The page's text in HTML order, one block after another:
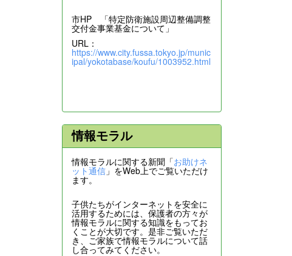
市HP 「特定防衛施設周辺整備調整
交付金事業基金について」
URL：
https://www.city.fussa.tokyo.jp/munic
ipal/yokotabase/koufu/1003952.html
情報モラル
情報モラルに関する新聞「お助けネ
ット通信 」をWeb上でご覧いただけ
ます。
子供たちがインターネットを安全に
活用するためには、保護者の方々が
情報モラルに関する知識をもってお
くことが大切です。是非ご覧いただ
き、ご家族で情報モラルについて話
し合ってみてください。